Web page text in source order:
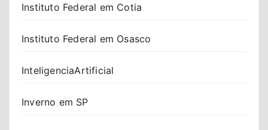
Instituto Federal em Cotia
Instituto Federal em Osasco
InteligenciaArtificial
Inverno em SP